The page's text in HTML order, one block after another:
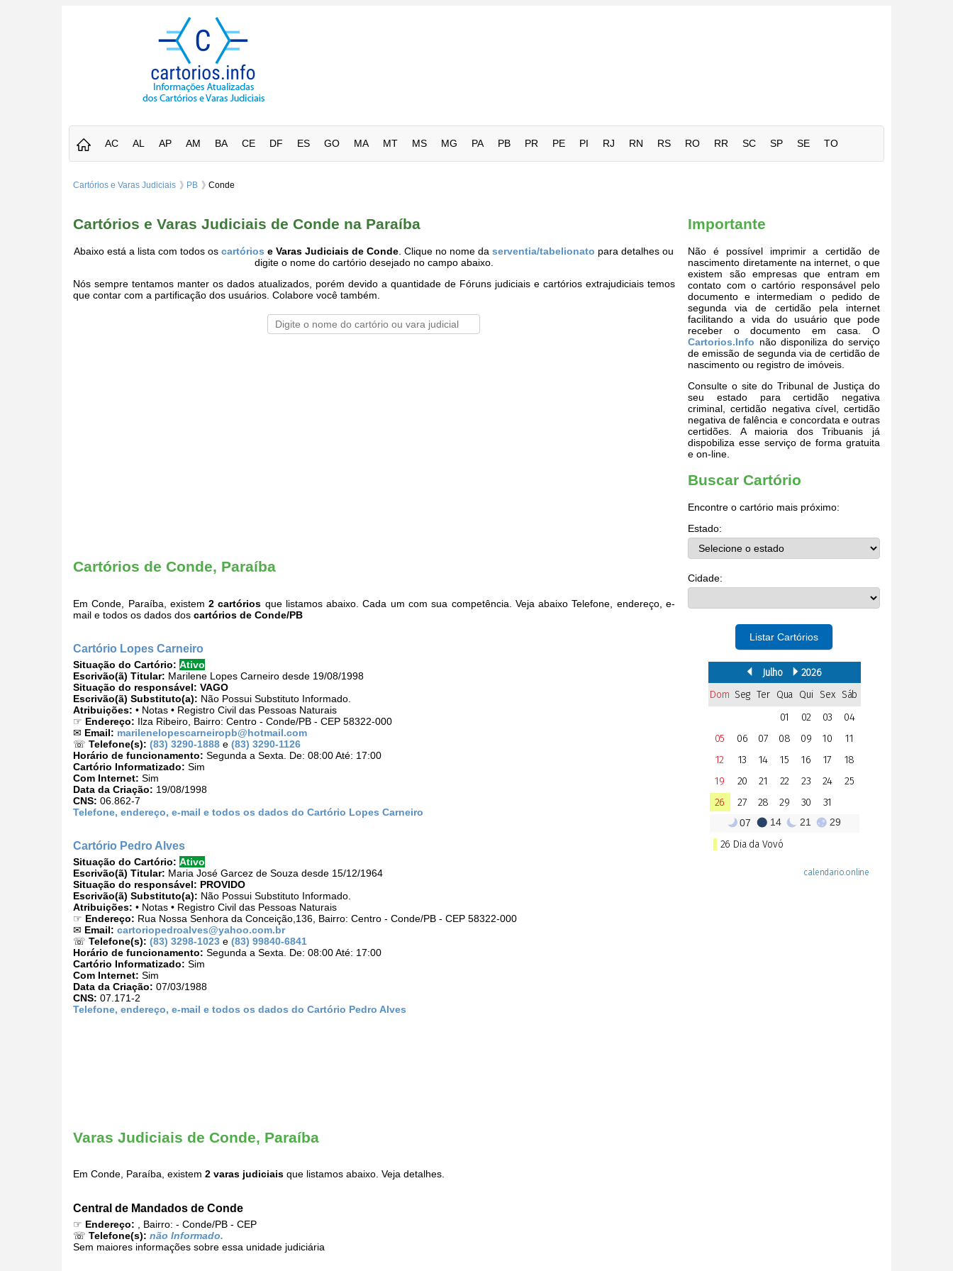
AC AL AP AM BA CE DF ES GO MA MT MS MG PA PB PR PE PI RJ RN RS RO RR SC SP SE TO
Cartórios e Varas Judiciais PB Conde
Cartórios e Varas Judiciais de Conde na Paraíba
Abaixo está a lista com todos oscartórios e Varas Judiciais de Conde . Clique no nome daserventia/tabelionato para detalhes ou
digite o nome do cartório desejado no campo abaixo.
Nós sempre tentamos manter os dados atualizados, porém devido a quantidade de Fóruns judiciais e cartórios extrajudiciais temos
que contar com a partificação dos usuários. Colabore você também.
Cartórios de Conde, Paraíba
Em Conde, Paraíba, existem2 cartórios que listamos abaixo. Cada um com sua competência. Veja abaixo Telefone, endereço, e-
mail e todos os dados dos cartórios de Conde/PB
Cartório Lopes Carneiro
Situação do Cartório: Ativo
Escrivão(ã) Titular: Marilene Lopes Carneiro desde 19/08/1998
Situação do responsável: VAGO
Escrivão(ã) Substituto(a): Não Possui Substituto Informado.
Atribuições: • Notas • Registro Civil das Pessoas Naturais
☞ Endereço: Ilza Ribeiro, Bairro: Centro - Conde/PB - CEP 58322-000
✉ Email: marilenelopescarneiropb@hotmail.com
☏ Telefone(s): (83) 3290-1888 e (83) 3290-1126
Horário de funcionamento: Segunda a Sexta. De: 08:00 Até: 17:00
Cartório Informatizado: Sim
Com Internet: Sim
Data da Criação: 19/08/1998
CNS: 06.862-7
Telefone, endereço, e-mail e todos os dados do Cartório Lopes Carneiro
Cartório Pedro Alves
Situação do Cartório: Ativo
Escrivão(ã) Titular: Maria José Garcez de Souza desde 15/12/1964
Situação do responsável: PROVIDO
Escrivão(ã) Substituto(a): Não Possui Substituto Informado.
Atribuições: • Notas • Registro Civil das Pessoas Naturais
☞ Endereço: Rua Nossa Senhora da Conceição,136, Bairro: Centro - Conde/PB - CEP 58322-000
✉ Email: cartoriopedroalves@yahoo.com.br
☏ Telefone(s): (83) 3298-1023 e (83) 99840-6841
Horário de funcionamento: Segunda a Sexta. De: 08:00 Até: 17:00
Cartório Informatizado: Sim
Com Internet: Sim
Data da Criação: 07/03/1988
CNS: 07.171-2
Telefone, endereço, e-mail e todos os dados do Cartório Pedro Alves
Varas Judiciais de Conde, Paraíba
Em Conde, Paraíba, existem 2 varas judiciais que listamos abaixo. Veja detalhes.
Central de Mandados de Conde
☞ Endereço: , Bairro: - Conde/PB - CEP
☏ Telefone(s): não Informado.
Sem maiores informações sobre essa unidade judiciária
Importante
Não é possível imprimir a certidão de
nascimento diretamente na internet, o que
existem são empresas que entram em
contato com o cartório responsável pelo
documento e intermediam o pedido de
segunda via de certidão pela internet
facilitando a vida do usuário que pode
receber o documento em casa. O
Cartorios.Info não disponiliza do serviço
de emissão de segunda via de certidão de
nascimento ou registro de imóveis.
Consulte o site do Tribunal de Justiça do
seu estado para certidão negativa
criminal, certidão negativa cível, certidão
negativa de falência e concordata e outras
certidões. A maioria dos Tribuanis já
dispobiliza esse serviço de forma gratuita
e on-line.
Buscar Cartório
Encontre o cartório mais próximo:
Estado:
Cidade:
Listar Cartórios